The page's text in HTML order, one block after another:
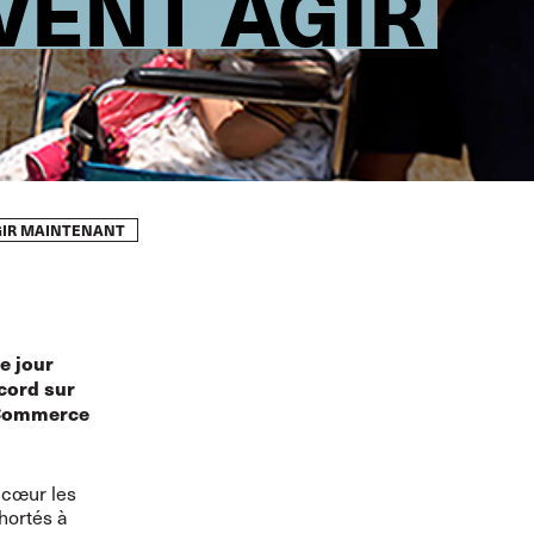
MAINTENANT
jour
sur
cœur les
à